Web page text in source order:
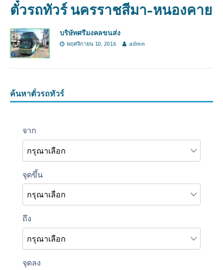
ตั๋วรถทัวร์ นครราชสีมา-หนองคาย
บริษัทศรีมงคลขนส่ง
พฤศจิกายน 10, 2016 admin
ค้นหาตั๋วรถทัวร์